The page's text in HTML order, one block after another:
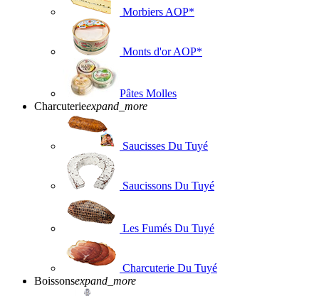
Morbiers AOP*
Monts d'or AOP*
Pâtes Molles
Charcuterieexpand_more
Saucisses Du Tuyé
Saucissons Du Tuyé
Les Fumés Du Tuyé
Charcuterie Du Tuyé
Boissonsexpand_more